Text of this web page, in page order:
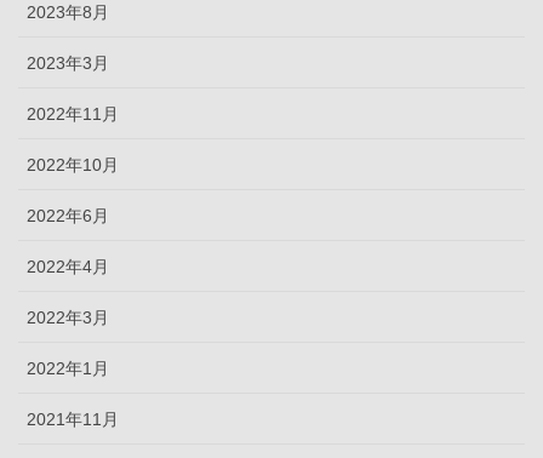
2023年8月
2023年3月
2022年11月
2022年10月
2022年6月
2022年4月
2022年3月
2022年1月
2021年11月